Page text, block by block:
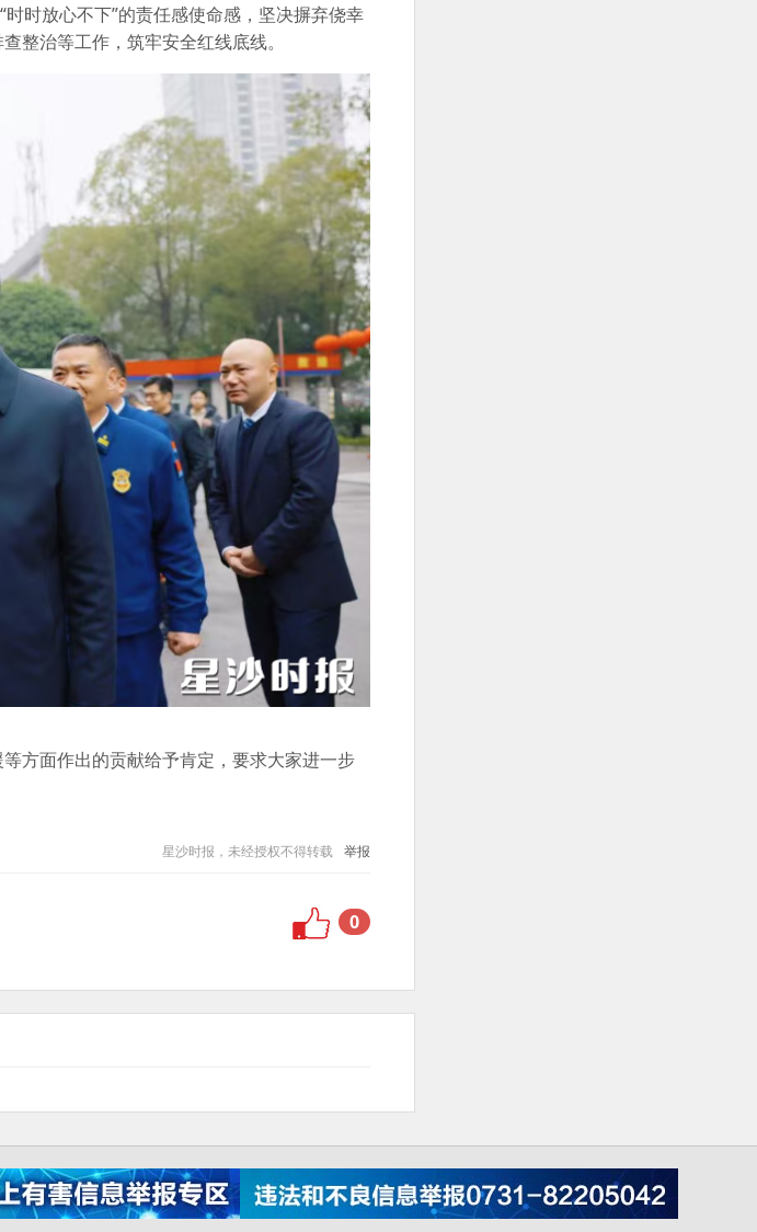
时放心不下”的责任感使命感，坚决摒弃侥幸
整治等工作，筑牢安全红线底线。
方面作出的贡献给予肯定，要求大家进一步
星沙时报，未经授权不得转载 举报
0